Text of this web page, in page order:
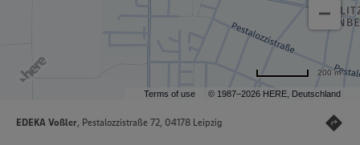
Terms of use © 1987–2026 HERE, Deutschland
200 m
EDEKA Voßler, Pestalozzistraße 72, 04178 Leipzig